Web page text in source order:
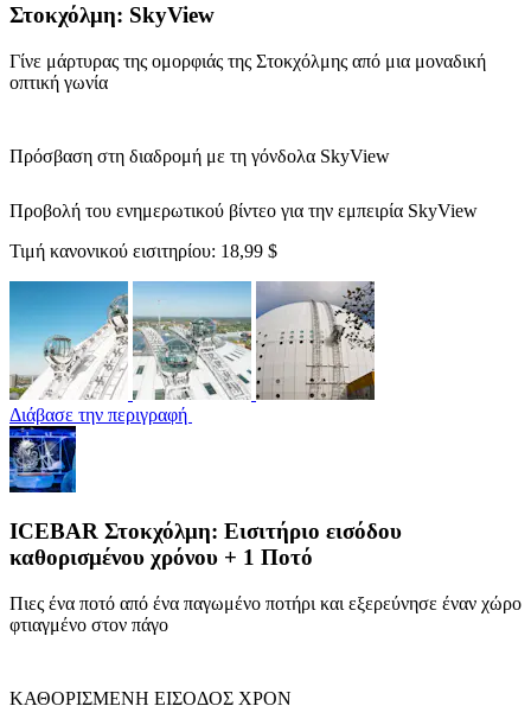
Στοκχόλμη: SkyView
Γίνε μάρτυρας της ομορφιάς της Στοκχόλμης από μια μοναδική
οπτική γωνία
Πρόσβαση στη διαδρομή με τη γόνδολα SkyView
Προβολή του ενημερωτικού βίντεο για την εμπειρία SkyView
Τιμή κανονικού εισιτηρίου: 18,99 $
Διάβασε την περιγραφή
ICEBAR Στοκχόλμη: Εισιτήριο εισόδου
καθορισμένου χρόνου + 1 Ποτό
Πιες ένα ποτό από ένα παγωμένο ποτήρι και εξερεύνησε έναν χώρο
φτιαγμένο στον πάγο
ΚΑΘΟΡΙΣΜΕΝΗ ΕΙΣΟΔΟΣ ΧΡΟΝ